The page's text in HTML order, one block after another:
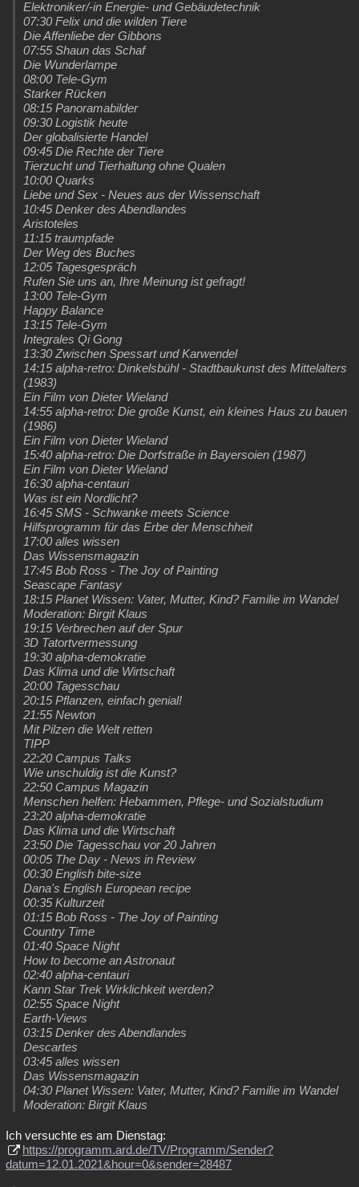
Elektroniker/-in Energie- und Gebäudetechnik
07:30 Felix und die wilden Tiere
Die Affenliebe der Gibbons
07:55 Shaun das Schaf
Die Wunderlampe
08:00 Tele-Gym
Starker Rücken
08:15 Panoramabilder
09:30 Logistik heute
Der globalisierte Handel
09:45 Die Rechte der Tiere
Tierzucht und Tierhaltung ohne Qualen
10:00 Quarks
Liebe und Sex - Neues aus der Wissenschaft
10:45 Denker des Abendlandes
Aristoteles
11:15 traumpfade
Der Weg des Buches
12:05 Tagesgespräch
Rufen Sie uns an, Ihre Meinung ist gefragt!
13:00 Tele-Gym
Happy Balance
13:15 Tele-Gym
Integrales Qi Gong
13:30 Zwischen Spessart und Karwendel
14:15 alpha-retro: Dinkelsbühl - Stadtbaukunst des Mittelalters
(1983)
Ein Film von Dieter Wieland
14:55 alpha-retro: Die große Kunst, ein kleines Haus zu bauen
(1986)
Ein Film von Dieter Wieland
15:40 alpha-retro: Die Dorfstraße in Bayersoien (1987)
Ein Film von Dieter Wieland
16:30 alpha-centauri
Was ist ein Nordlicht?
16:45 SMS - Schwanke meets Science
Hilfsprogramm für das Erbe der Menschheit
17:00 alles wissen
Das Wissensmagazin
17:45 Bob Ross - The Joy of Painting
Seascape Fantasy
18:15 Planet Wissen: Vater, Mutter, Kind? Familie im Wandel
Moderation: Birgit Klaus
19:15 Verbrechen auf der Spur
3D Tatortvermessung
19:30 alpha-demokratie
Das Klima und die Wirtschaft
20:00 Tagesschau
20:15 Pflanzen, einfach genial!
21:55 Newton
Mit Pilzen die Welt retten
TIPP
22:20 Campus Talks
Wie unschuldig ist die Kunst?
22:50 Campus Magazin
Menschen helfen: Hebammen, Pflege- und Sozialstudium
23:20 alpha-demokratie
Das Klima und die Wirtschaft
23:50 Die Tagesschau vor 20 Jahren
00:05 The Day - News in Review
00:30 English bite-size
Dana's English European recipe
00:35 Kulturzeit
01:15 Bob Ross - The Joy of Painting
Country Time
01:40 Space Night
How to become an Astronaut
02:40 alpha-centauri
Kann Star Trek Wirklichkeit werden?
02:55 Space Night
Earth-Views
03:15 Denker des Abendlandes
Descartes
03:45 alles wissen
Das Wissensmagazin
04:30 Planet Wissen: Vater, Mutter, Kind? Familie im Wandel
Moderation: Birgit Klaus
Ich versuchte es am Dienstag:
https://programm.ard.de/TV/Programm/Sender?
datum=12.01.2021&hour=0&sender=28487